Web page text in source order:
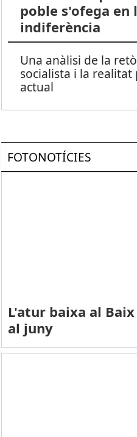
poble s'ofega en
indiferència
Una anàlisi de la
socialista i la realitat
actual
FOTONOTÍCIES
L'atur baixa al
al juny